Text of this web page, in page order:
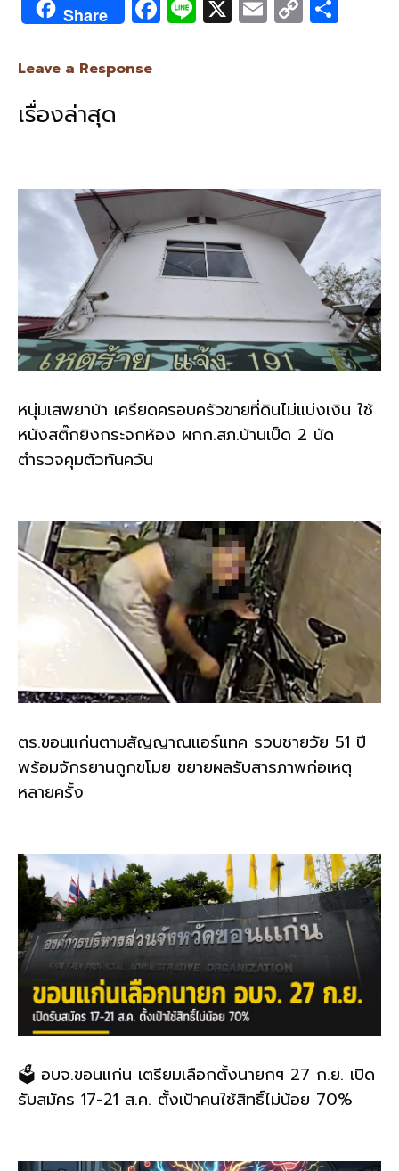
Share F
k
Li X E C
Leave a Response
เรื่องล่าสุด
หนุ่มเสพยาบ้า เครียดครอบครัวขายที่ดินไม่แบ่งเงิน ใช้
หนังสติ๊กยิงกระจกห้อง ผกก.สภ.บ้านเป็ด 2 นัด
ตำรวจคุมตัวทันควัน
ตร.ขอนแก่นตามสัญญาณแอร์แทค รวบชายวัย 51 ปี
พร้อมจักรยานถูกขโมย ขยายผลรับสารภาพก่อเหตุ
หลายครั้ง
🗳️ อบจ.ขอนแก่น เตรียมเลือกตั้งนายกฯ 27 ก.ย. เปิด
รับสมัคร 17-21 ส.ค. ตั้งเป้าคนใช้สิทธิ์ไม่น้อย 70%